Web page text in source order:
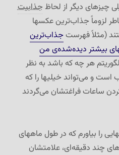
چیزهای دیگر از لحاظ جذابیت
لزوماً جذاب‌ترین عکسها
(مثلاً فهرستجذاب‌ترین
بیشتر دیده‌شده‌ی من
هر چه که باشد به نظر
و می‌تواند خیلیها را که
کردن ساعات فراغتشان می‌گردند
را بیاورم که در طول ماههای
چند دقیقه‌ای، علامتشان